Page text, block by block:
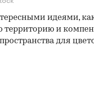
идеями,
территорию и
для